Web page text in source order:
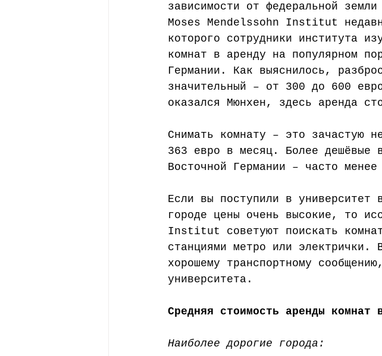
зависимости от федеральной
Moses Mendelssohn Institut
которого сотрудники института
комнат в аренду на популярном
Германии. Как выяснилось,
значительный – от 300 до 600
оказался Мюнхен, здесь аренда
Снимать комнату – это зачастую
363 евро в месяц. Более дешёвые
Восточной Германии – часто
Если вы поступили в университет
городе цены очень высокие, то
Institut советуют поискать
станциями метро или электрички.
хорошему транспортному
университета.
Средняя стоимость аренды комнат
Наиболее дорогие города: